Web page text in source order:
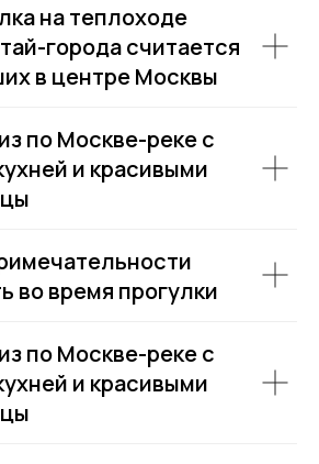
на теплоходе
города считается
в центре Москвы
по Москве-реке с
и красивыми
во время прогулки
по Москве-реке с
и красивыми